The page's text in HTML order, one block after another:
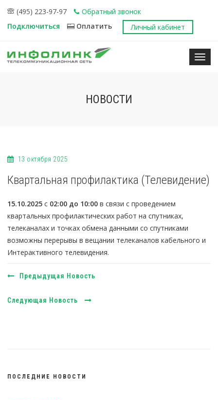
(495) 223-97-97
Обратный звонок
Подключиться
Оплатить Личный кабинет
НОВОСТИ
13 октября 2025
Квартальная профилактика (Телевидение)
15.10.2025 с 02:00 до 10:00 в связи с проведением
квартальных профилактических работ на спутниках,
телеканалах и точках обмена данными со спутниками
возможны перерывы в вещании телеканалов кабельного и
Интерактивного телевидения.
Предыдущая Новость
Следующая Новость
ПОСЛЕДНИЕ НОВОСТИ